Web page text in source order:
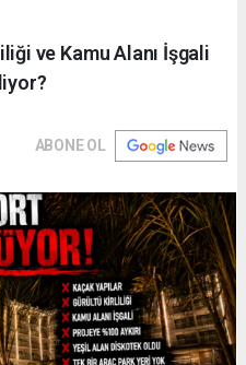
ve Kamu Alanı İşgali
ABONE OL